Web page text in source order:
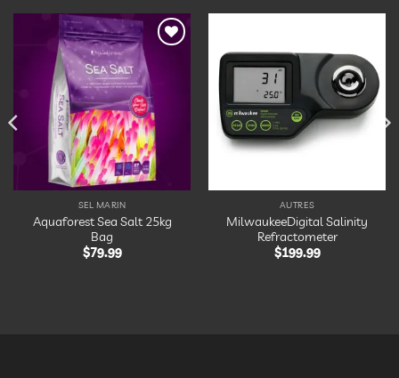
Ajouter
d’envies
SEL MARIN
Aquaforest Sea Salt 25kg
Bag
$79.99
Ajouter
à la
liste
d’envies
AUTRES
MilwaukeeDigital Salinity
Refractometer
$199.99